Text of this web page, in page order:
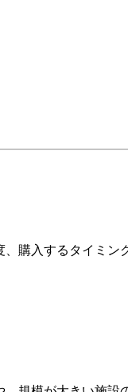
購入するタイミ